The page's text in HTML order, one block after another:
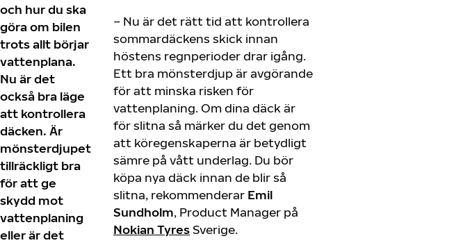
och hur du ska
göra om bilen
trots allt börjar
vattenplana.
Nu är det
också bra läge
att kontrollera
däcken. Är
mönsterdjupet
tillräckligt bra
för att ge
skydd mot
vattenplaning
eller är det
– Nu är det rätt tid att kontrollera
sommardäckens skick innan
höstens regnperioder drar igång.
Ett bra mönsterdjup är avgörande
för att minska risken för
vattenplaning. Om dina däck är
för slitna så märker du det genom
att köregenskaperna är betydligt
sämre på vått underlag. Du bör
köpa nya däck innan de blir så
slitna, rekommenderar Emil
Sundholm, Product Manager på
Nokian TyresSverige.